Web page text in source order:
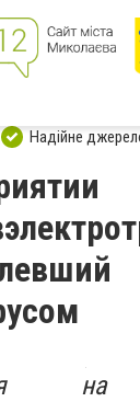
Надійне
на